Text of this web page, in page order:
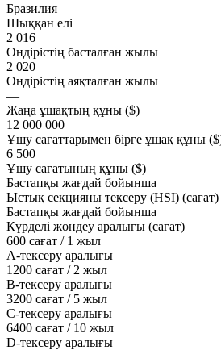
Бразилия
Шыққан елі
2 016
Өндірістің басталған жылы
2 020
Өндірістің аяқталған жылы
—
Жаңа ұшақтың құны ($)
12 000 000
Ұшу сағаттарымен бірге ұшақ құны
6 500
Ұшу сағатының құны ($)
Бастапқы жағдай бойынша
Ыстық секцияны тексеру (HSI) (сағат)
Бастапқы жағдай бойынша
Күрделі жөндеу аралығы (сағат)
600 сағат / 1 жыл
A-тексеру аралығы
1200 сағат / 2 жыл
B-тексеру аралығы
3200 сағат / 5 жыл
C-тексеру аралығы
6400 сағат / 10 жыл
D-тексеру аралығы